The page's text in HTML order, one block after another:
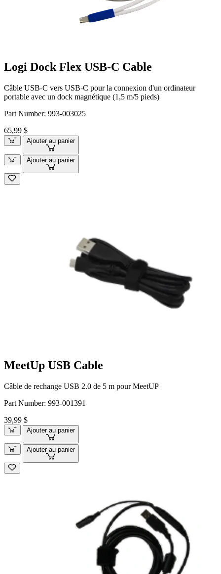
Logi Dock Flex USB-C Cable
Câble USB-C vers USB-C pour la connexion d'un ordinateur
portable avec un dock magnétique (1,5 m/5 pieds)
Part Number: 993-003025
65,99 $
Ajouter au panier
Ajouter au panier
MeetUp USB Cable
Câble de rechange USB 2.0 de 5 m pour MeetUP
Part Number: 993-001391
39,99 $
Ajouter au panier
Ajouter au panier